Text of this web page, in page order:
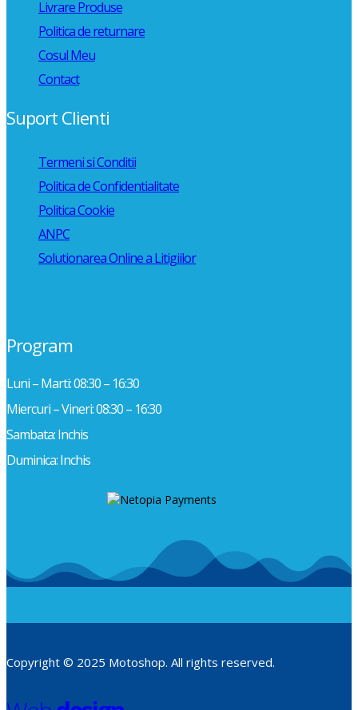
Livrare Produse
Politica de returnare
Cosul Meu
Contact
Suport Clienti
Termeni si Conditii
Politica de Confidentialitate
Politica Cookie
ANPC
Solutionarea Online a Litigiilor
Program
Luni – Marti: 08:30 – 16:30
Miercuri – Vineri: 08:30 – 16:30
Sambata: Inchis
Duminica: Inchis
Copyright © 2025 Motoshop. All rights reserved.